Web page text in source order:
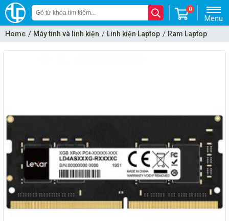
Menu
0
Home Máy tính và linh kiện Linh kiện Laptop Ram Laptop